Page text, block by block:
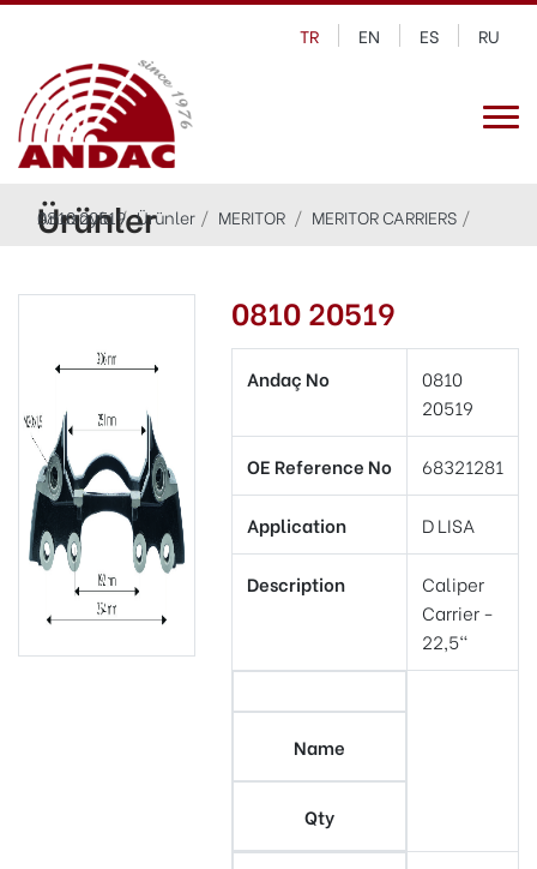
TR EN ES RU
Ürünler
Anasayfa Ürünler MERITOR MERITOR CARRIERS
0810 20519
0810 20519
Andaç No
0810
20519
OE Reference No 68321281
Application D LISA
Description
Caliper
Carrier -
22,5"
Name
Qty